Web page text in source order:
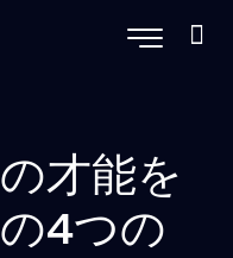
才能を
4つの